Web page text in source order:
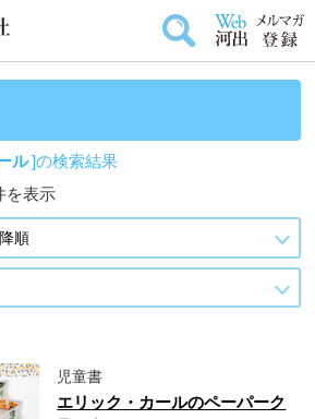
ル]の検索結果
を表示
児童書
エリック・カールのペーパーク